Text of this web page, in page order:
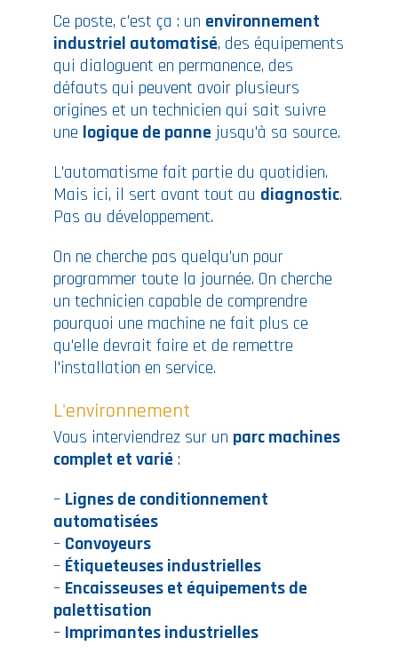
Ce poste, c'est ça : un environnement
industriel automatisé, des équipements
qui dialoguent en permanence, des
défauts qui peuvent avoir plusieurs
origines et un technicien qui sait suivre
une logique de panne jusqu'à sa source.
L'automatisme fait partie du quotidien.
Mais ici, il sert avant tout au diagnostic.
Pas au développement.
On ne cherche pas quelqu'un pour
programmer toute la journée. On cherche
un technicien capable de comprendre
pourquoi une machine ne fait plus ce
qu'elle devrait faire et de remettre
l'installation en service.
L'environnement
Vous interviendrez sur un parc machines
complet et varié :
– Lignes de conditionnement
automatisées
– Convoyeurs
– Étiqueteuses industrielles
– Encaisseuses et équipements de
palettisation
– Imprimantes industrielles